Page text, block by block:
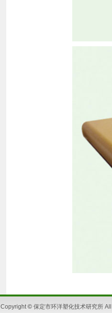
Copyright©保定市环洋塑化技术研究所